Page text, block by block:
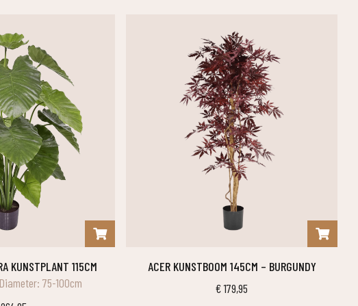
KUNSTPLANT 115CM
Diameter: 75-100cm
ACER KUNSTBOOM 145CM – BURGUNDY
€179,95